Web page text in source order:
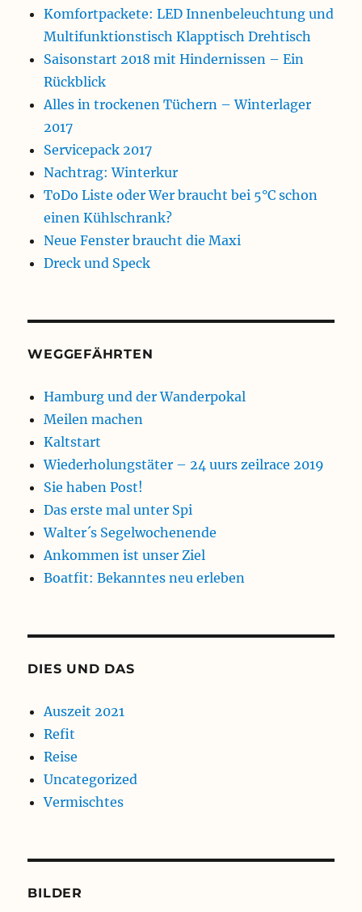
Komfortpackete: LED Innenbeleuchtung und
Multifunktionstisch Klapptisch Drehtisch
Saisonstart 2018 mit Hindernissen – Ein
Rückblick
Alles in trockenen Tüchern – Winterlager
2017
Servicepack 2017
Nachtrag: Winterkur
ToDo Liste oder Wer braucht bei 5°C schon
einen Kühlschrank?
Neue Fenster braucht die Maxi
Dreck und Speck
WEGGEFÄHRTEN
Hamburg und der Wanderpokal
Meilen machen
Kaltstart
Wiederholungstäter – 24 uurs zeilrace 2019
Sie haben Post!
Das erste mal unter Spi
Walter´s Segelwochenende
Ankommen ist unser Ziel
Boatfit: Bekanntes neu erleben
DIES UND DAS
Auszeit 2021
Refit
Reise
Uncategorized
Vermischtes
BILDER